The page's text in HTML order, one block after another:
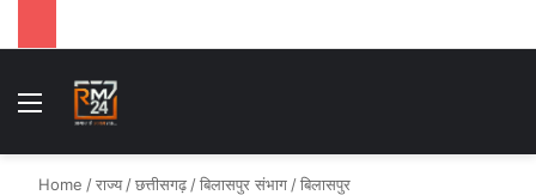
Menu
Home /राज्य /छत्तीसगढ़ /बिलासपुर संभाग /बिलासपुर